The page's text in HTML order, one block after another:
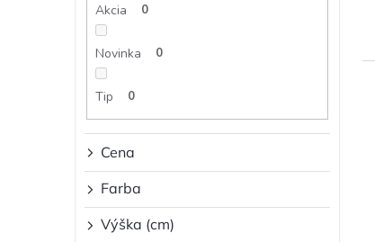
Akcia 0
Novinka 0
Tip 0
Cena
Farba
Výška (cm)